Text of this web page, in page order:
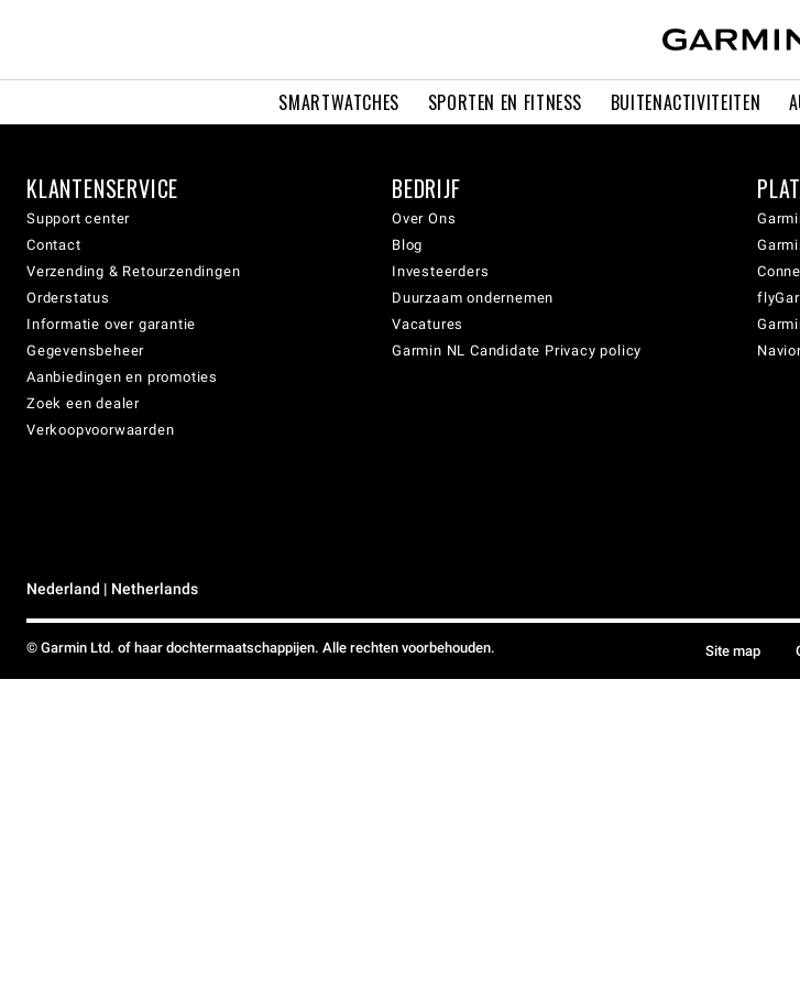
SMARTWATCHES SPORTEN EN FITNESS BUITENACTIVITEITEN
KLANTENSERVICE
Support center
Contact
Verzending & Retourzendingen
Orderstatus
Informatie over garantie
Gegevensbeheer
Aanbiedingen en promoties
Zoek een dealer
Verkoopvoorwaarden
BEDRIJF
Over Ons
Blog
Investeerders
Duurzaam ondernemen
Vacatures
Garmin NL Candidate Privacy policy
Nederland | Netherlands
© Garmin Ltd. of haar dochtermaatschappijen. Alle rechten voorbehouden. Site map